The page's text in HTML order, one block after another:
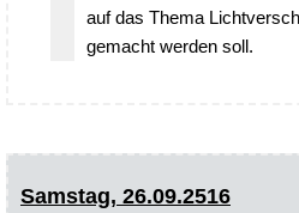
auf das Thema
gemacht werden soll.
Samstag, 26.09.2516